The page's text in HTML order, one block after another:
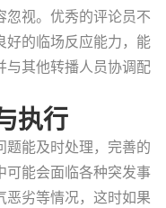
忽视。优秀的评论员不
好的临场反应能力，能
与其他转播人员协调配
执行
题能及时处理，完善的
可能会面临各种突发事
恶劣等情况，这时如果